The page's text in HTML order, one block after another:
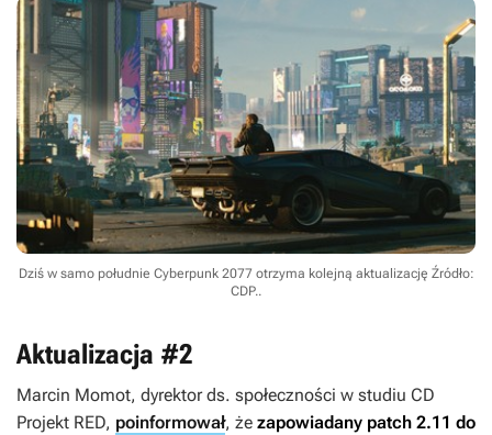
Dziś w samo południe Cyberpunk 2077 otrzyma kolejną aktualizację Źródło:
CDP..
Aktualizacja #2
Marcin Momot, dyrektor ds. społeczności w studiu CD
Projekt RED, poinformował, że zapowiadany patch 2.11 do